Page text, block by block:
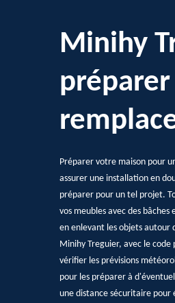
Minihy
Préparer votre maison pour
assurer une installation en
préparer pour un tel projet.
vos meubles avec des
en enlevant les objets autour
Minihy Treguier, avec le
vérifier les prévisions
pour les préparer à
une distance sécuritaire pour